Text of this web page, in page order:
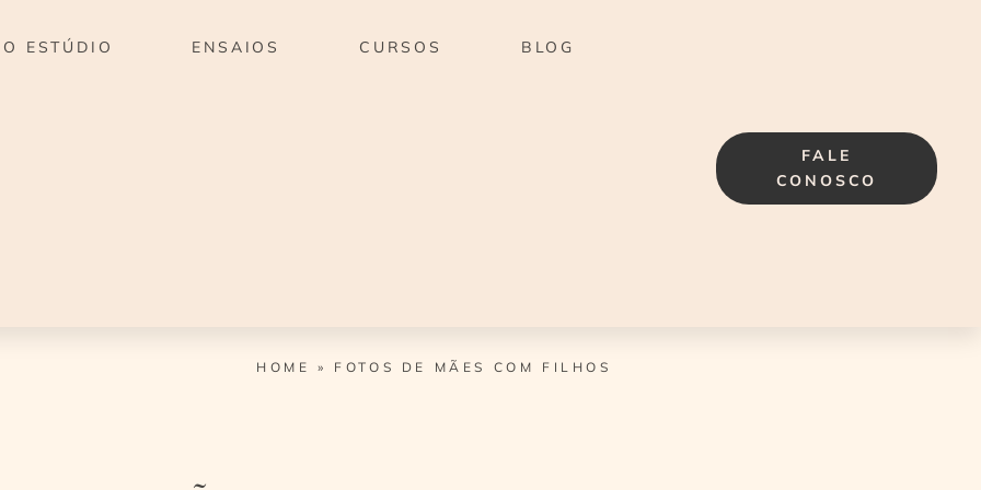
O ESTÚDIO ENSAIOS CURSOS BLOG
FALE
CONOSCO
HOME » FOTOS DE MÃES COM FILHOS